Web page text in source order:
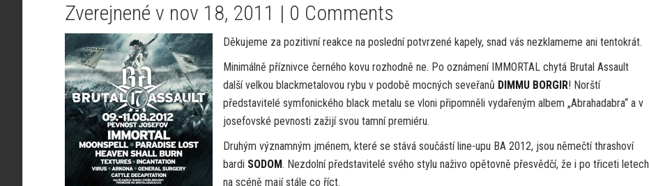
Zverejnené v nov 18, 2011 | 0 Comments
Děkujeme za pozitivní reakce na poslední potvrzené kapely, snad vás nezklameme ani tentokrát.
Minimálně příznivce černého kovu rozhodně ne. Po oznámení IMMORTAL chytá Brutal Assault
další velkou blackmetalovou rybu v podobě mocných seveřanů DIMMU BORGIR! Norští
představitelé symfonického black metalu se vloni připomněli vydařeným albem „Abrahadabra“ a v
josefovské pevnosti zažijí svou tamní premiéru.
Druhým významným jménem, které se stává součástí line-upu BA 2012, jsou němečtí thrashoví
bardi SODOM. Nezdolní představitelé svého stylu naživo opětovně přesvědčí, že i po třiceti letech
na scéně mají stále co říct.